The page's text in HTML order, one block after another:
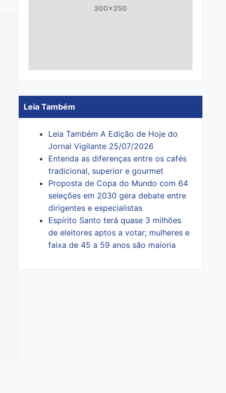
300x250
Leia Também
Leia Também A Edição de Hoje do
Jornal Vigilante 25/07/2026
Entenda as diferenças entre os cafés
tradicional, superior e gourmet
Proposta de Copa do Mundo com 64
seleções em 2030 gera debate entre
dirigentes e especialistas
Espírito Santo terá quase 3 milhões
de eleitores aptos a votar; mulheres e
faixa de 45 a 59 anos são maioria